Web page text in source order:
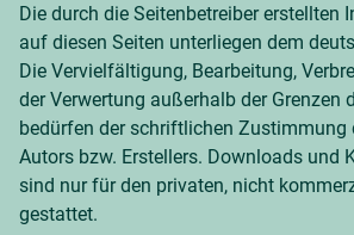
Die durch die Seitenbetreiber erstellten
auf diesen Seiten unterliegen dem
Die Vervielfältigung, Bearbeitung,
der Verwertung außerhalb der Grenzen
bedürfen der schriftlichen Zustimmung
Autors bzw. Erstellers. Downloads und
sind nur für den privaten, nicht
gestattet.